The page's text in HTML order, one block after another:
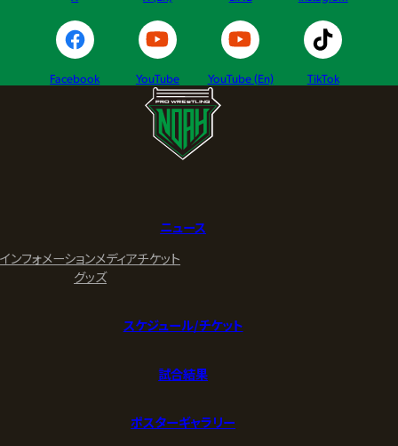
Facebook YouTube YouTube (En) TikTok
ニュース
インフォメーションメディアチケット
グッズ
スケジュール/チケット
試合結果
ポスターギャラリー